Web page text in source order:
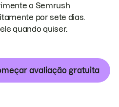
a Semrush
por sete dias.
quando quiser.
avaliação gratuita